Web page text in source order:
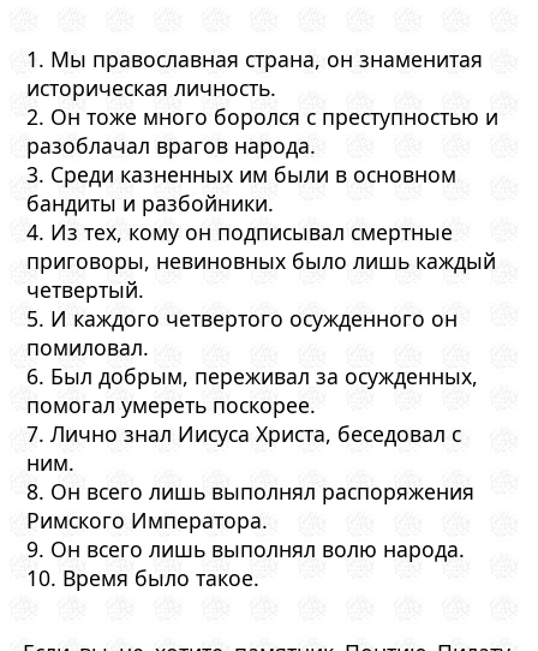
1. Мы православная страна, он знаменитая
историческая личность.
2. Он тоже много боролся с преступностью и
разоблачал врагов народа.
3. Среди казненных им были в основном
бандиты и разбойники.
4. Из тех, кому он подписывал смертные
приговоры, невиновных было лишь каждый
четвертый.
5. И каждого четвертого осужденного он
помиловал.
6. Был добрым, переживал за осужденных,
помогал умереть поскорее.
7. Лично знал Иисуса Христа, беседовал с
ним.
8. Он всего лишь выполнял распоряжения
Римского Императора.
9. Он всего лишь выполнял волю народа.
10. Время было такое.